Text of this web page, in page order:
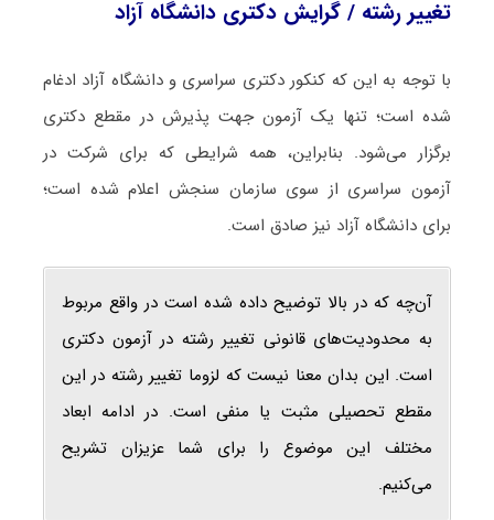
تغییر رشته / گرایش دکتری دانشگاه آزاد
با توجه به این که کنکور دکتری سراسری و دانشگاه آزاد ادغام
شده است؛ تنها یک آزمون جهت پذیرش در مقطع دکتری
برگزار می‌شود. بنابراین، همه شرایطی که برای شرکت در
آزمون سراسری از سوی سازمان سنجش اعلام شده است؛
برای دانشگاه آزاد نیز صادق است.
آن‌چه که در بالا توضیح داده شده است در واقع مربوط
به محدودیت‌های قانونی تغییر رشته در آزمون دکتری
است. این بدان معنا نیست که لزوما تغییر رشته در این
مقطع تحصیلی مثبت یا منفی است. در ادامه ابعاد
مختلف این موضوع را برای شما عزیزان تشریح
می‌کنیم.